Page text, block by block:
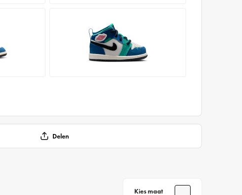
Delen
Kies maat